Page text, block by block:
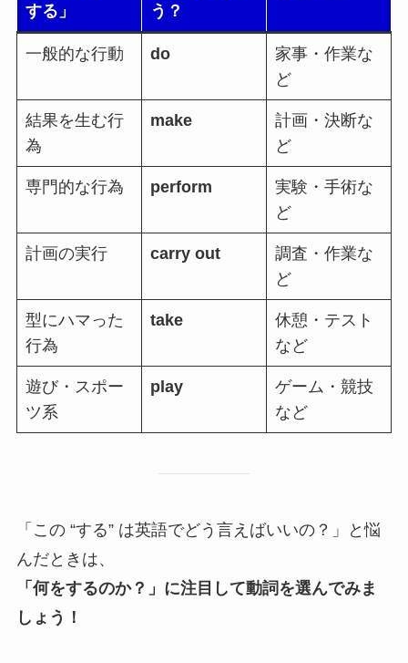
する」
う？
一般的な行動 do
家事・作業な
ど
結果を生む行
為
make
計画・決断な
ど
専門的な行為 perform
実験・手術な
ど
計画の実行 carry out
調査・作業な
ど
型にハマった
行為
take
休憩・テスト
など
遊び・スポー
ツ系
play
ゲーム・競技
など
「この “する” は英語でどう言えばいいの？」と悩
んだときは、
「何をするのか？」に注目して動詞を選んでみま
しょう！